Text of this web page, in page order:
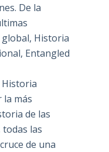
De la
Historia
Entangled
más
de las
las
de una